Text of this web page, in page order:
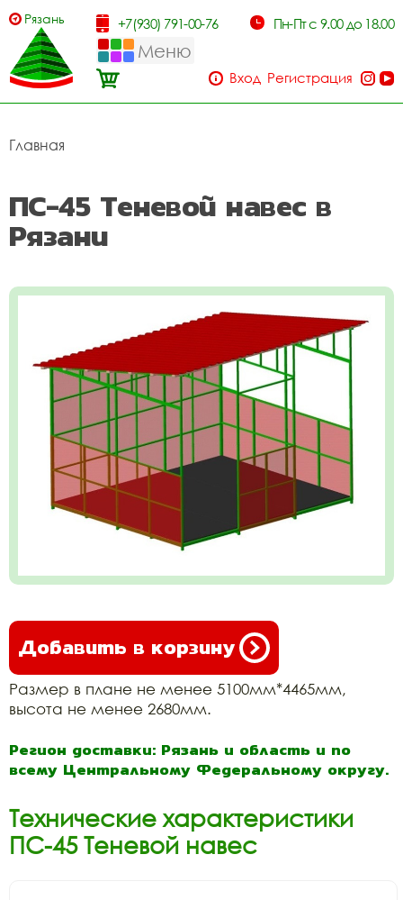
Рязань +7(930) 791-00-76 Пн-Пт с 9.00 до 18.00
Меню
Вход Регистрация
Главная
ПС-45 Теневой навес в
Рязани
Добавить в корзину
Размер в плане не менее 5100мм*4465мм,
высота не менее 2680мм.
Регион доставки: Рязань и область и по
всему Центральному Федеральному округу.
Технические характеристики
ПС-45 Теневой навес